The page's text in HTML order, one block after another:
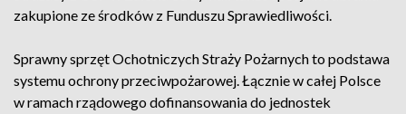
zakupione ze środków z Funduszu Sprawiedliwości.
Sprawny sprzęt Ochotniczych Straży Pożarnych to podstawa
systemu ochrony przeciwpożarowej. Łącznie w całej Polsce
w ramach rządowego dofinansowania do jednostek